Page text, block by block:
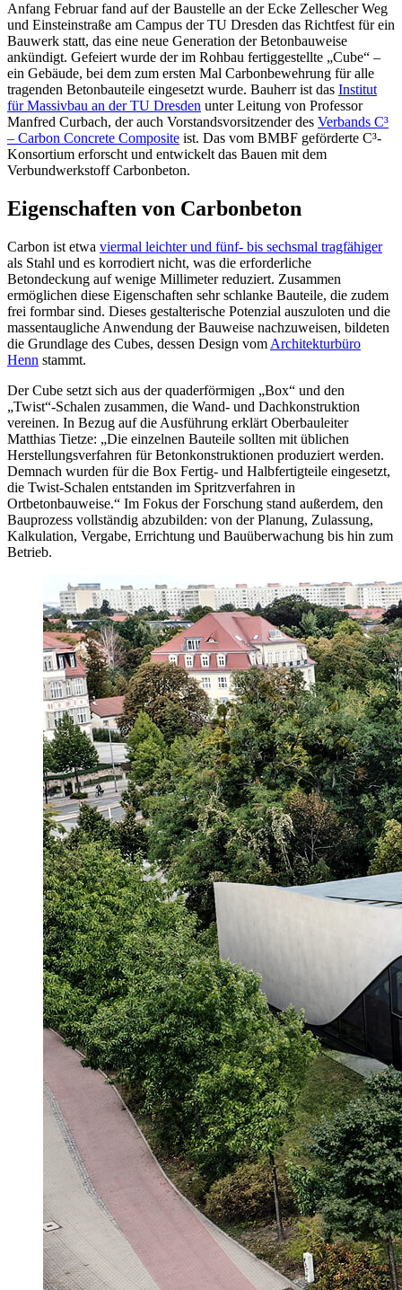
Anfang Februar fand auf der Baustelle an der Ecke Zellescher Weg
und Einsteinstraße am Campus der TU Dresden das Richtfest für ein
Bauwerk statt, das eine neue Generation der Betonbauweise
ankündigt. Gefeiert wurde der im Rohbau fertiggestellte „Cube“ –
ein Gebäude, bei dem zum ersten Mal Carbonbewehrung für alle
tragenden Betonbauteile eingesetzt wurde. Bauherr ist das Institut
für Massivbau an der TU Dresden unter Leitung von Professor
Manfred Curbach, der auch Vorstandsvorsitzender des Verbands C³
– Carbon Concrete Composite ist. Das vom BMBF geförderte C³-
Konsortium erforscht und entwickelt das Bauen mit dem
Verbundwerkstoff Carbonbeton.
Eigenschaften von Carbonbeton
Carbon ist etwa viermal leichter und fünf- bis sechsmal tragfähiger
als Stahl und es korrodiert nicht, was die erforderliche
Betondeckung auf wenige Millimeter reduziert. Zusammen
ermöglichen diese Eigenschaften sehr schlanke Bauteile, die zudem
frei formbar sind. Dieses gestalterische Potenzial auszuloten und die
massentaugliche Anwendung der Bauweise nachzuweisen, bildeten
die Grundlage des Cubes, dessen Design vom Architekturbüro
Henn stammt.
Der Cube setzt sich aus der quaderförmigen „Box“ und den
„Twist“-Schalen zusammen, die Wand- und Dachkonstruktion
vereinen. In Bezug auf die Ausführung erklärt Oberbauleiter
Matthias Tietze: „Die einzelnen Bauteile sollten mit üblichen
Herstellungsverfahren für Betonkonstruktionen produziert werden.
Demnach wurden für die Box Fertig- und Halbfertigteile eingesetzt,
die Twist-Schalen entstanden im Spritzverfahren in
Ortbetonbauweise.“ Im Fokus der Forschung stand außerdem, den
Bauprozess vollständig abzubilden: von der Planung, Zulassung,
Kalkulation, Vergabe, Errichtung und Bauüberwachung bis hin zum
Betrieb.